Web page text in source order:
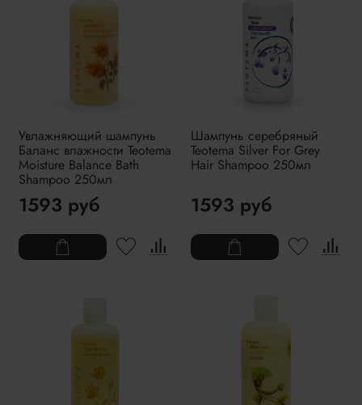
Увлажняющий шампунь
Баланс влажности Teotema
Moisture Balance Bath
Shampoo 250мл
1593 руб
Шампунь серебряный
Teotema Silver For Grey
Hair Shampoo 250мл
1593 руб